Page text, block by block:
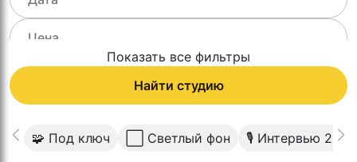
Показать все фильтры
Найти студию
🧩 Под ключ ⬜️ Светлый фон 🎙 Интервью 2